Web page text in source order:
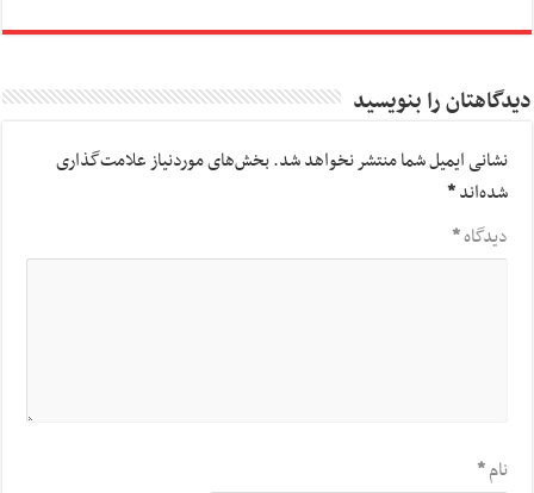
دیدگاهتان را بنویسید
نشانی ایمیل شما منتشر نخواهد شد.بخش‌های موردنیاز علامت‌گذاری
شده‌اند*
دیدگاه*
نام*